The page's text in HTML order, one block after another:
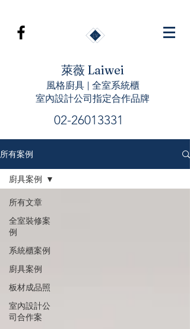
萊薇 Laiwei
風格廚具 | 全室系統櫃
室內設計公司指定合作品牌
02-26013331
所有案例
所有文章
全室裝修案
例
系統櫃案例
廚具案例
板材成品照
室內設計公
司合作案
廚具案例